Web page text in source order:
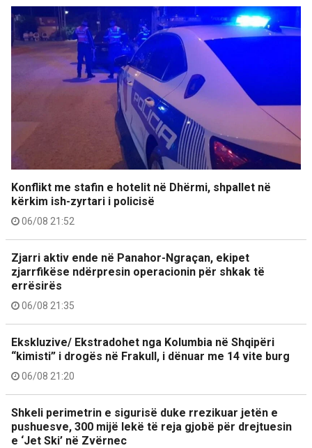
Konflikt me stafin e hotelit në Dhërmi, shpallet në
kërkim ish-zyrtari i policisë
06/08 21:52
Zjarri aktiv ende në Panahor-Ngraçan, ekipet
zjarrfikëse ndërpresin operacionin për shkak të
errësirës
06/08 21:35
Ekskluzive/ Ekstradohet nga Kolumbia në Shqipëri
“kimisti” i drogës në Frakull, i dënuar me 14 vite burg
06/08 21:20
Shkeli perimetrin e sigurisë duke rrezikuar jetën e
pushuesve, 300 mijë lekë të reja gjobë për drejtuesin
e ‘Jet Ski’ në Zvërnec